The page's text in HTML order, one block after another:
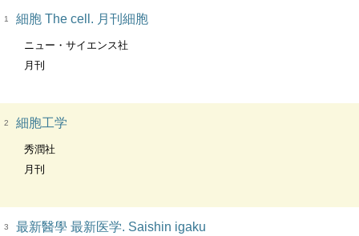
1 細胞 The cell. 月刊細胞
ニュー・サイエンス社
月刊
2 細胞工学
秀潤社
月刊
3 最新醫學 最新医学. Saishin igaku